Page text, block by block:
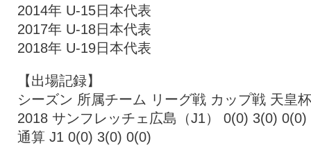
2014年 U-15日本代表
2017年 U-18日本代表
2018年 U-19日本代表
【出場記録】
シーズン 所属チーム リーグ戦 カップ戦 天皇杯
2018 サンフレッチェ広島（J1） 0(0) 3(0) 0(0)
通算 J1 0(0) 3(0) 0(0)